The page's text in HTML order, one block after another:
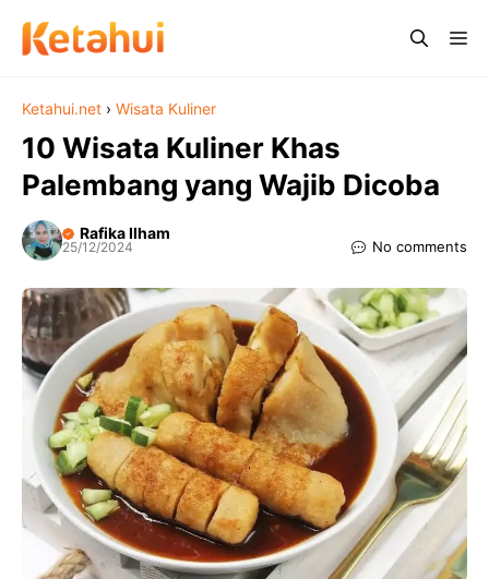
Ketahui.net › Wisata Kuliner
10 Wisata Kuliner Khas
Palembang yang Wajib Dicoba
Rafika Ilham
25/12/2024 No comments